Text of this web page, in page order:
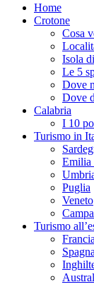
Home
Crotone
Cosa
Isola
Le 5
Dove
Dove
Calabria
I 10
Turismo in
Emilia
Puglia
Veneto
Turismo
Francia
Spagna